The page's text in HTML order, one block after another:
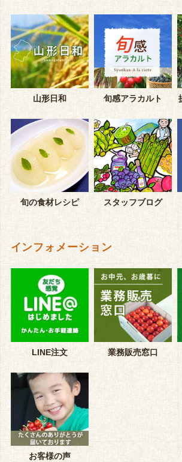
山形日和 旬感アラカルト
旬の食材レシピ スタッフブログ
インフォメーション
LINE注文 業務販売窓口
お客様の声